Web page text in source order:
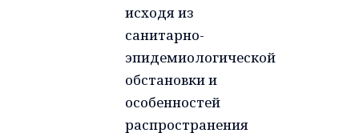
исходя из
санитарно-
эпидемиологической
обстановки и
особенностей
распространения